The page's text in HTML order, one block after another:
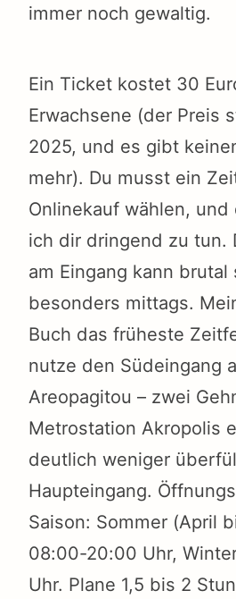
immer noch gewaltig.
Ein Ticket kostet 30
Erwachsene (der Preis
2025, und es gibt
mehr). Du musst ein
Onlinekauf wählen,
ich dir dringend zu tun.
am Eingang kann brutal
besonders mittags.
Buch das früheste
nutze den Südeingang
Areopagitou – zwei
Metrostation Akropolis
deutlich weniger
Haupteingang.
Saison: Sommer (April
08:00-20:00 Uhr,
Uhr. Plane 1,5 bis 2